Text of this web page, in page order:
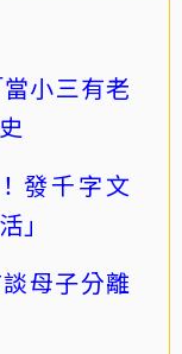
小三有老
發千字文
」
母子分離